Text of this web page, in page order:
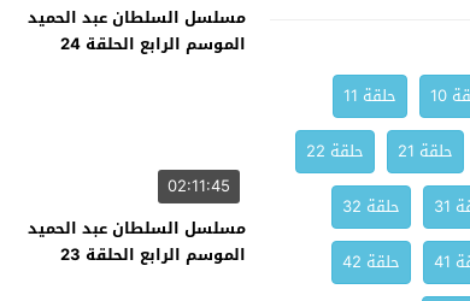
10
حلقة 11
حلقة 21
حلقة 22
حلقة 32
حلقة 42
مسلسل السلطان عبد الحميد
الموسم الرابع الحلقة 24
02:11:45
مسلسل السلطان عبد الحميد
الموسم الرابع الحلقة 23